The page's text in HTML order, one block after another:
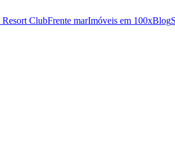
ClubFrente marImóveis em 100xBlog